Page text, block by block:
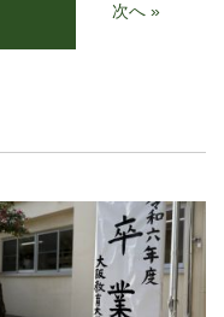
次へ »